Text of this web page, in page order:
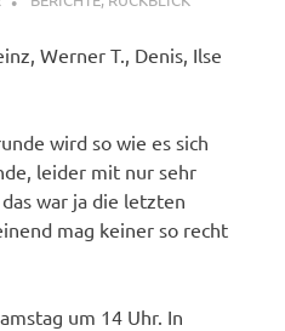
Werner T., Denis, Ilse
wird so wie es sich
leider mit nur sehr
war ja die letzten
mag keiner so recht
um 14 Uhr. In